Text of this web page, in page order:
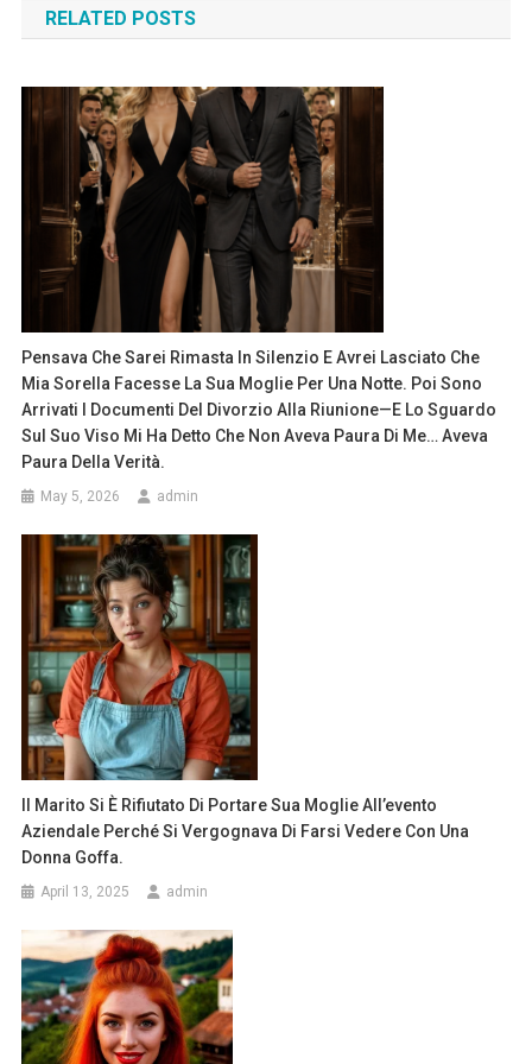
RELATED POSTS
Pensava Che Sarei Rimasta In Silenzio E Avrei Lasciato Che
Mia Sorella Facesse La Sua Moglie Per Una Notte. Poi Sono
Arrivati I Documenti Del Divorzio Alla Riunione—E Lo Sguardo
Sul Suo Viso Mi Ha Detto Che Non Aveva Paura Di Me… Aveva
Paura Della Verità.
May 5, 2026 admin
Il Marito Si È Rifiutato Di Portare Sua Moglie All’evento
Aziendale Perché Si Vergognava Di Farsi Vedere Con Una
Donna Goffa.
April 13, 2025 admin